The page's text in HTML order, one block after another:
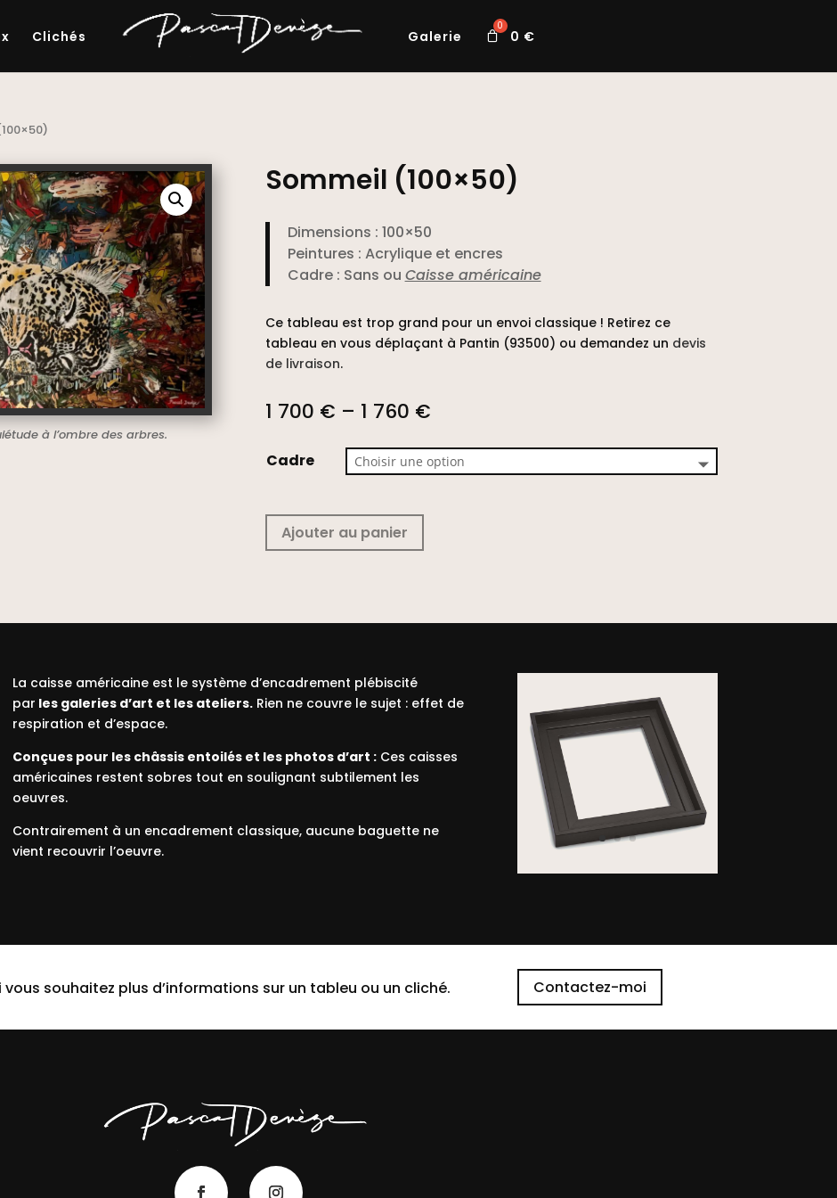
Clichés Galerie 0 €
à l’ombre des arbres.
Sommeil (100×50)
Dimensions : 100×50
Peintures : Acrylique et encres
Cadre : Sans ou Caisse américaine
Ce tableau est trop grand pour un envoi classique ! Retirez ce
tableau en vous déplaçant à Pantin (93500) ou demandez un devis
de livraison.
1 700 € – 1 760 €
Cadre
Ajouter au panier
La caisse américaine est le système d’encadrement plébiscité
par les galeries d’art et les ateliers.Rien ne couvre le sujet : effet de
respiration et d’espace.
Conçues pour les châssis entoilés et les photos d’art :Ces caisses
américaines restent sobres tout en soulignant subtilement les
oeuvres.
Contrairement à un encadrement classique, aucune baguette ne
vient recouvrir l’oeuvre.
souhaitez plus d’informations sur un tableu ou un cliché. Contactez-moi